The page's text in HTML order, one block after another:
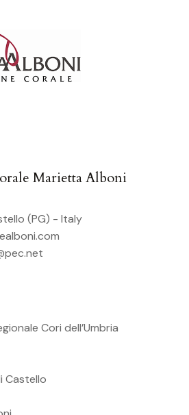
Marietta Alboni
(PG) - Italy
Cori dell’Umbria
Castello